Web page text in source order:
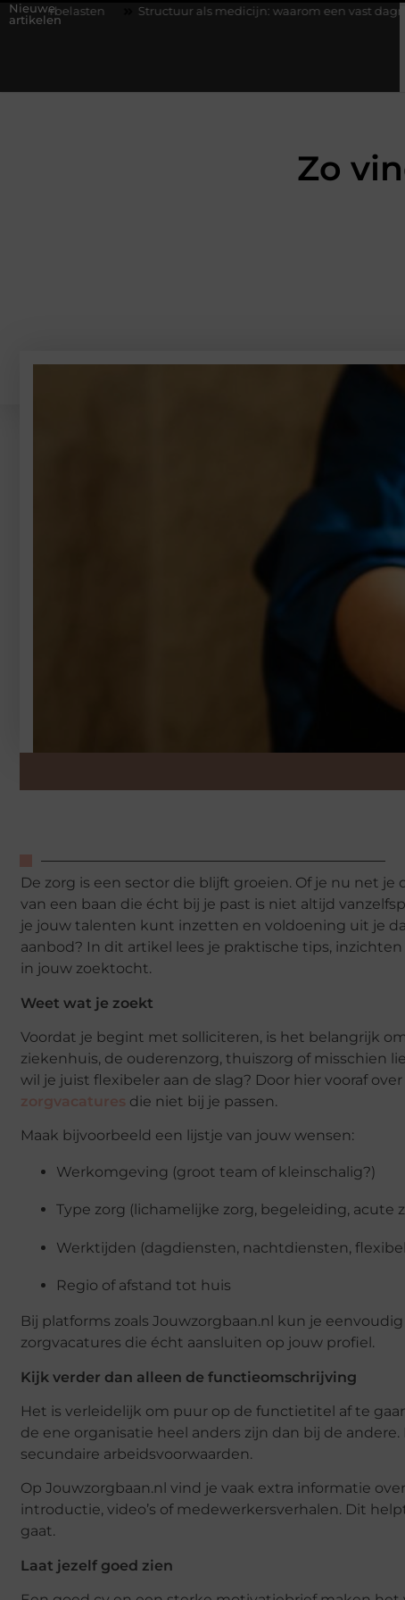
Nieuwe
artikelen
Structuur als medicijn: waarom een vast dagritme herstel
Zo
De zorg is een sector die blijft groeien. Of je nu net
van een baan die écht bij je past is niet altijd
je jouw talenten kunt inzetten en voldoening uit je
aanbod? In dit artikel lees je praktische tips,
in jouw zoektocht.
Weet wat je zoekt
Voordat je begint met solliciteren, is het belangrijk
ziekenhuis, de ouderenzorg, thuiszorg of misschien
wil je juist flexibeler aan de slag? Door hier vooraf
zorgvacatures die niet bij je passen.
Maak bijvoorbeeld een lijstje van jouw wensen:
Werkomgeving (groot team of kleinschalig?)
Type zorg (lichamelijke zorg, begeleiding, acute
Werktijden (dagdiensten, nachtdiensten,
Regio of afstand tot huis
Bij platforms zoals Jouwzorgbaan.nl kun je
zorgvacatures die écht aansluiten op jouw profiel.
Kijk verder dan alleen de functieomschrijving
Het is verleidelijk om puur op de functietitel af te
de ene organisatie heel anders zijn dan bij de
secundaire arbeidsvoorwaarden.
Op Jouwzorgbaan.nl vind je vaak extra informatie
introductie, video’s of medewerkersverhalen. Dit
gaat.
Laat jezelf goed zien